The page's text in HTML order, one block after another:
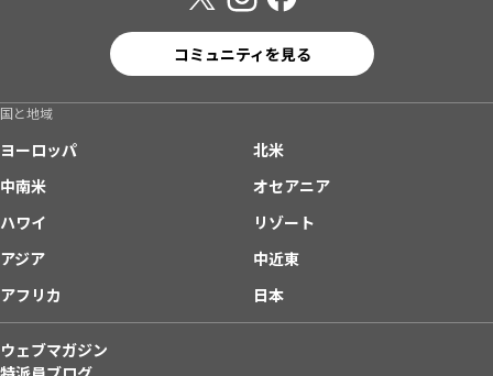
コミュニティを見る
国と地域
ヨーロッパ
北米
中南米
オセアニア
ハワイ
リゾート
アジア
中近東
アフリカ
日本
ウェブマガジン